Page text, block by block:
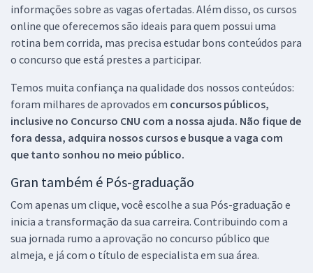
informações sobre as vagas ofertadas. Além disso, os cursos
online que oferecemos são ideais para quem possui uma
rotina bem corrida, mas precisa estudar bons conteúdos para
o concurso que está prestes a participar.
Temos muita confiança na qualidade dos nossos conteúdos:
foram milhares de aprovados em concursos públicos,
inclusive no Concurso CNU com a nossa ajuda. Não fique de
fora dessa, adquira nossos cursos e busque a vaga com
que tanto sonhou no meio público.
Gran também é Pós-graduação
Com apenas um clique, você escolhe a sua Pós-graduação e
inicia a transformação da sua carreira. Contribuindo com a
sua jornada rumo a aprovação no concurso público que
almeja, e já com o título de especialista em sua área.